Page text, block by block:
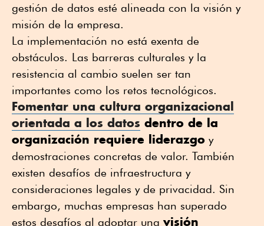
gestión de datos esté alineada con la visión y
misión de la empresa.
La implementación no está exenta de
obstáculos. Las barreras culturales y la
resistencia al cambio suelen ser tan
importantes como los retos tecnológicos.
Fomentar una cultura organizacional
orientada a los datos dentro de la
organización requiere liderazgo y
demostraciones concretas de valor. También
existen desafíos de infraestructura y
consideraciones legales y de privacidad. Sin
embargo, muchas empresas han superado
estos desafíos al adoptar una visión